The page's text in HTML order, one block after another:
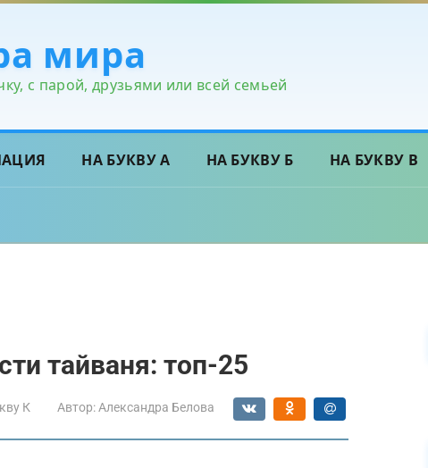
мира
с парой, друзьями или всей семьей
НА БУКВУ А НА БУКВУ Б НА БУКВУ В
тайваня: топ-25
К Автор: Александра Белова